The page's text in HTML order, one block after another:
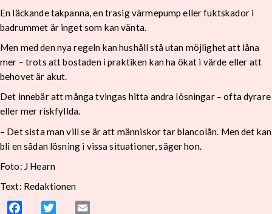
En läckande takpanna, en trasig värmepump eller fuktskador i
badrummet är inget som kan vänta.
Men med den nya regeln kan hushåll stå utan möjlighet att låna
mer – trots att bostaden i praktiken kan ha ökat i värde eller att
behovet är akut.
Det innebär att många tvingas hitta andra lösningar – ofta dyrare
eller mer riskfyllda.
– Det sista man vill se är att människor tar blancolån. Men det kan
bli en sådan lösning i vissa situationer, säger hon.
Foto: J Hearn
Text: Redaktionen
Facebook Twitter